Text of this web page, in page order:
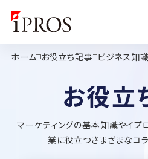
ホーム お役立ち記事 ビジネス知識
お役立
マーケティングの基本知識やイ
業に役立つさまざまなコ